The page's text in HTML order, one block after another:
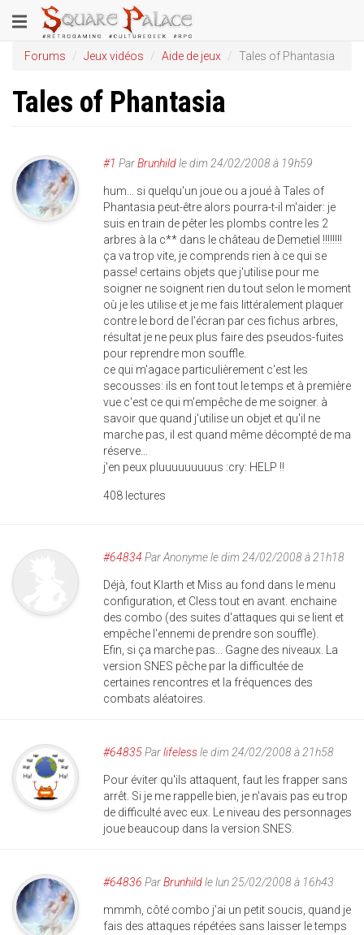
au
contenu
principal
Toggle
navigation
Forums Jeux vidéos Aide de jeux Tales of Phantasia
Tales of Phantasia
#1 ParBrunhildledim 24/02/2008 à 19h59
hum... si quelqu'un joue ou a joué à Tales of
Phantasia peut-être alors pourra-t-il m'aider: je
suis en train de pêter les plombs contre les 2
arbres à la c** dans le château de Demetiel !!!!!!!!
ça va trop vite, je comprends rien à ce qui se
passe! certains objets que j'utilise pour me
soigner ne soignent rien du tout selon le moment
où je les utilise et je me fais littéralement plaquer
contre le bord de l'écran par ces fichus arbres,
résultat je ne peux plus faire des pseudos-fuites
pour reprendre mon souffle.
ce qui m'agace particulièrement c'est les
secousses: ils en font tout le temps et à première
vue c'est ce qui m'empêche de me soigner. à
savoir que quand j'utilise un objet et qu'il ne
marche pas, il est quand même décompté de ma
réserve...
j'en peux pluuuuuuuuus :cry: HELP !!
408 lectures
#64834 ParAnonymele dim 24/02/2008 à 21h18
Déjà, fout Klarth et Miss au fond dans le menu
configuration, et Cless tout en avant. enchaine
des combo (des suites d'attaques qui se lient et
empêche l'ennemi de prendre son souffle).
Efin, si ça marche pas... Gagne des niveaux. La
version SNES pêche par la difficultée de
certaines rencontres et la fréquences des
combats aléatoires.
#64835Parlifelessle dim 24/02/2008 à 21h58
Pour éviter qu'ils attaquent, faut les frapper sans
arrêt. Si je me rappelle bien, je n'avais pas eu trop
de difficulté avec eux. Le niveau des personnages
joue beaucoup dans la version SNES.
#64836 ParBrunhildle lun 25/02/2008 à 16h43
mmmh, côté combo j'ai un petit soucis, quand je
fais des attaques répétées sans laisser le temps